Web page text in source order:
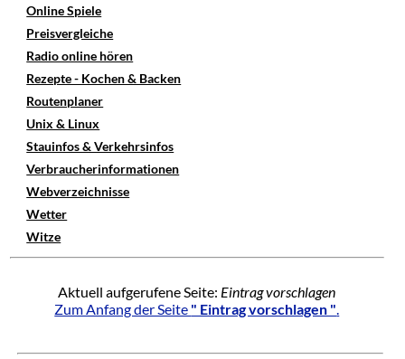
Online Spiele
Preisvergleiche
Radio online hören
Rezepte - Kochen & Backen
Routenplaner
Unix & Linux
Stauinfos & Verkehrsinfos
Verbraucherinformationen
Webverzeichnisse
Wetter
Witze
Aktuell aufgerufene Seite: Eintrag vorschlagen
Zum Anfang der Seite " Eintrag vorschlagen ".